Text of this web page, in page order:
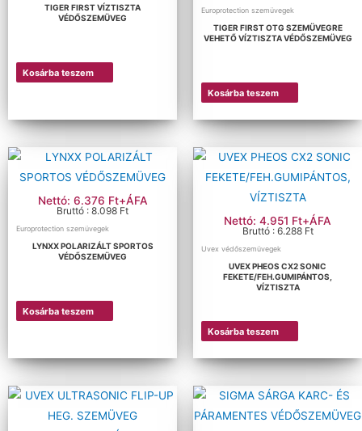
TIGER FIRST VÍZTISZTA
VÉDŐSZEMÜVEG
Kosárba teszem
Europrotection szemüvegek
TIGER FIRST OTG SZEMÜVEGRE
VEHETŐ VÍZTISZTA VÉDŐSZEMÜVEG
Kosárba teszem
Nettó: 6.376 Ft+ÁFA
Bruttó : 8.098 Ft
Europrotection szemüvegek
LYNXX POLARIZÁLT SPORTOS
VÉDŐSZEMÜVEG
Kosárba teszem
Nettó: 4.951 Ft+ÁFA
Bruttó : 6.288 Ft
Uvex védőszemüvegek
UVEX PHEOS CX2 SONIC
FEKETE/FEH.GUMIPÁNTOS,
VÍZTISZTA
Kosárba teszem